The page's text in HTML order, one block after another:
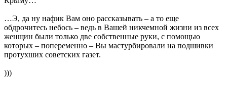
…Э, да ну нафик Вам оно рассказывать – а то еще
обдрочитесь небось – ведь в Вашей никчемной жизни из всех
женщин были только две собственные руки, с помощью
которых – попеременно – Вы мастурбировали на подшивки
протухших советских газет.
)))